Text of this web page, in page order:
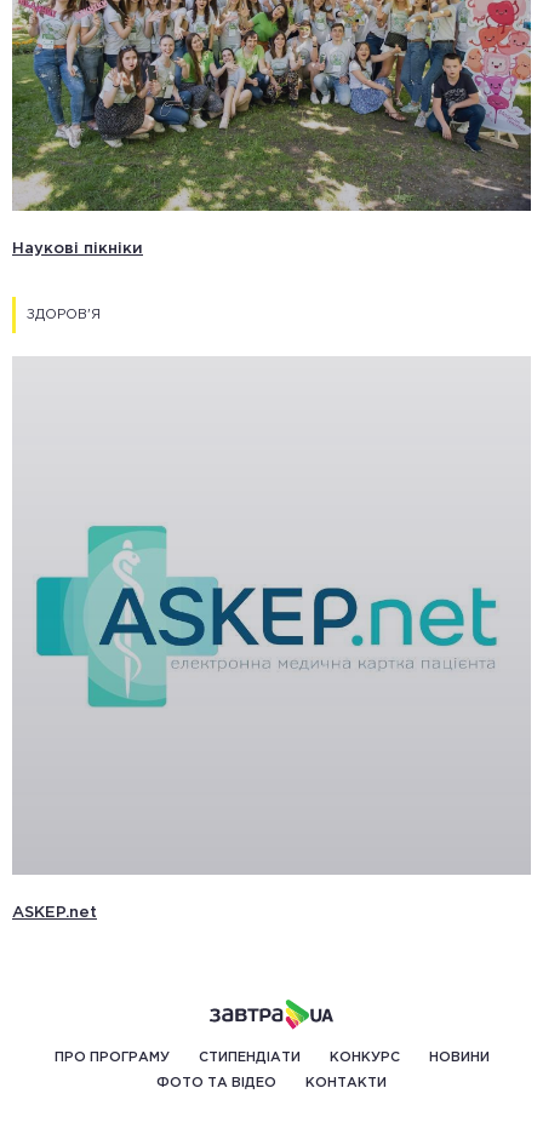
Наукові пікніки
ЗДОРОВ'Я
ASKEP.net
ПРО ПРОГРАМУ СТИПЕНДІАТИ КОНКУРС НОВИНИ
ФОТО ТА ВІДЕО КОНТАКТИ